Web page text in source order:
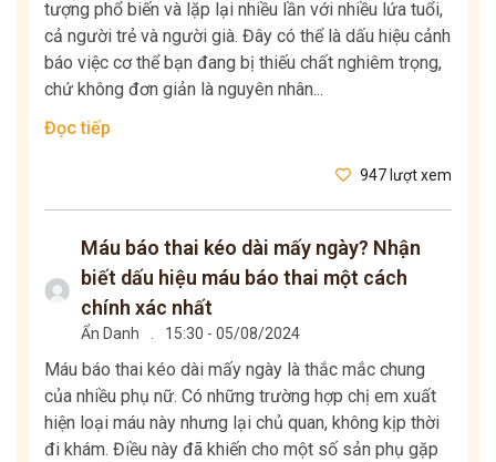
tượng phổ biến và lặp lại nhiều lần với nhiều lứa tuổi,
cả người trẻ và người già. Đây có thể là dấu hiệu cảnh
báo việc cơ thể bạn đang bị thiếu chất nghiêm trọng,
chứ không đơn giản là nguyên nhân...
Đọc tiếp
947 lượt xem
Máu báo thai kéo dài mấy ngày? Nhận
biết dấu hiệu máu báo thai một cách
chính xác nhất
Ẩn Danh . 15:30 - 05/08/2024
Máu báo thai kéo dài mấy ngày là thắc mắc chung
của nhiều phụ nữ. Có những trường hợp chị em xuất
hiện loại máu này nhưng lại chủ quan, không kịp thời
đi khám. Điều này đã khiến cho một số sản phụ gặp